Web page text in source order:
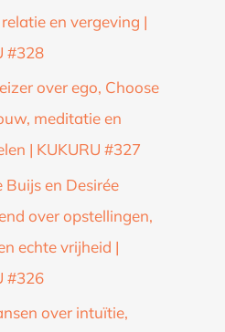
en vergeving |
#328
over ego, Choose
meditatie en
| KUKURU #327
Buijs en Desirée
over opstellingen,
echte vrijheid |
#326
over intuïtie,